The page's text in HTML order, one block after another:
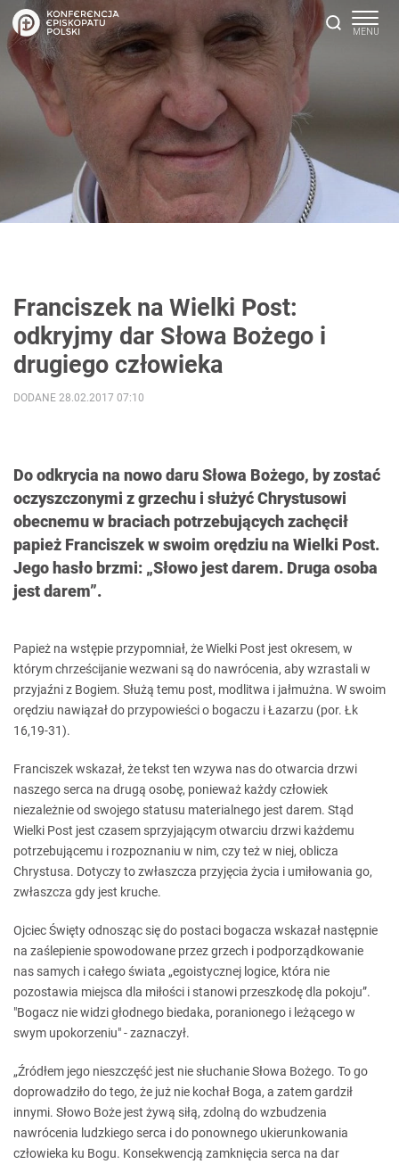
Franciszek na Wielki Post:
odkryjmy dar Słowa Bożego i
drugiego człowieka
Do odkrycia na nowo daru Słowa Bożego, by zostać
oczyszczonymi z grzechu i służyć Chrystusowi
obecnemu w braciach potrzebujących zachęcił
papież Franciszek w swoim orędziu na Wielki Post.
Jego hasło brzmi: „Słowo jest darem. Druga osoba
jest darem”.
DODANE 28.02.2017 07:10
Papież na wstępie przypomniał, że Wielki Post jest okresem, w
którym chrześcijanie wezwani są do nawrócenia, aby wzrastali w
przyjaźni z Bogiem. Służą temu post, modlitwa i jałmużna. W swoim
orędziu nawiązał do przypowieści o bogaczu i Łazarzu (por. Łk
16,19-31).
Franciszek wskazał, że tekst ten wzywa nas do otwarcia drzwi
naszego serca na drugą osobę, ponieważ każdy człowiek
niezależnie od swojego statusu materialnego jest darem. Stąd
Wielki Post jest czasem sprzyjającym otwarciu drzwi każdemu
potrzebującemu i rozpoznaniu w nim, czy też w niej, oblicza
Chrystusa. Dotyczy to zwłaszcza przyjęcia życia i umiłowania go,
zwłaszcza gdy jest kruche.
Ojciec Święty odnosząc się do postaci bogacza wskazał następnie
na zaślepienie spowodowane przez grzech i podporządkowanie
nas samych i całego świata „egoistycznej logice, która nie
pozostawia miejsca dla miłości i stanowi przeszkodę dla pokoju”.
"Bogacz nie widzi głodnego biedaka, poranionego i leżącego w
swym upokorzeniu" - zaznaczył.
„Źródłem jego nieszczęść jest nie słuchanie Słowa Bożego. To go
doprowadziło do tego, że już nie kochał Boga, a zatem gardził
innymi. Słowo Boże jest żywą siłą, zdolną do wzbudzenia
nawrócenia ludzkiego serca i do ponownego ukierunkowania
człowieka ku Bogu. Konsekwencją zamknięcia serca na dar